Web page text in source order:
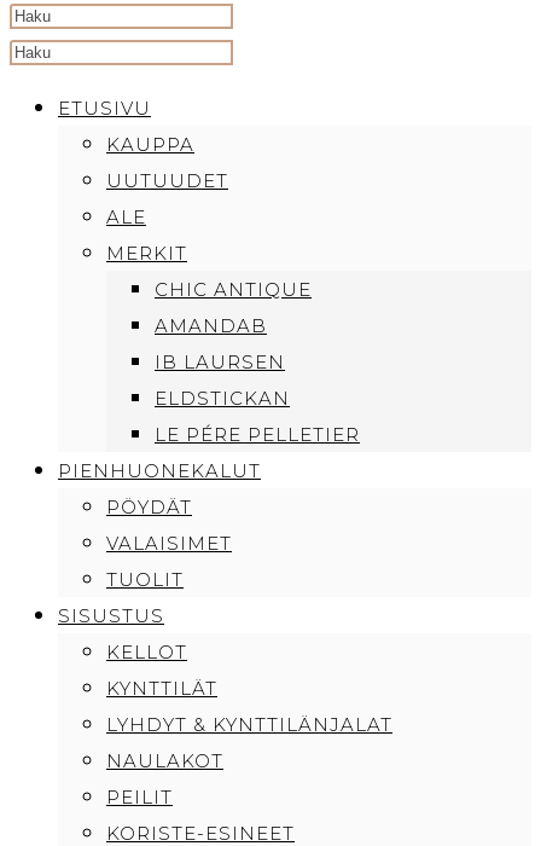
Search
websiteETUSIVU
KAUPPA
UUTUUDET
ALE
MERKIT
CHIC ANTIQUE
AMANDAB
IB LAURSEN
ELDSTICKAN
LE PÉRE PELLETIER
PIENHUONEKALUT
PÖYDÄT
VALAISIMET
TUOLIT
SISUSTUS
KELLOT
KYNTTILÄT
LYHDYT & KYNTTILÄNJALAT
NAULAKOT
PEILIT
KORISTE-ESINEET